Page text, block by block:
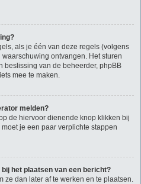
als je één van deze regels (volgens
ontvangen. Het sturen
beslissing van de beheerder, phpBB
mee te maken.
melden?
de hiervoor dienende knop klikken bij
je een paar verplichte stappen
het plaatsen van een bericht?
ze dan later af te werken en te plaatsen.